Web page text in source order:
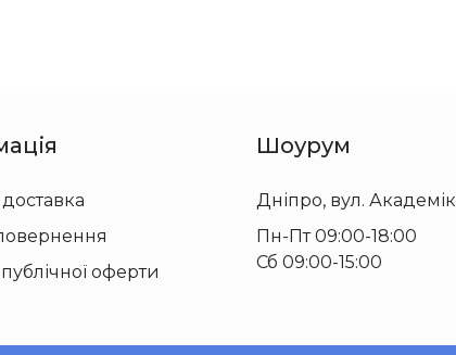
оферти
Шоурум
Дніпро, вул.
Пн-Пт 09:00-18:00
Сб 09:00-15:00